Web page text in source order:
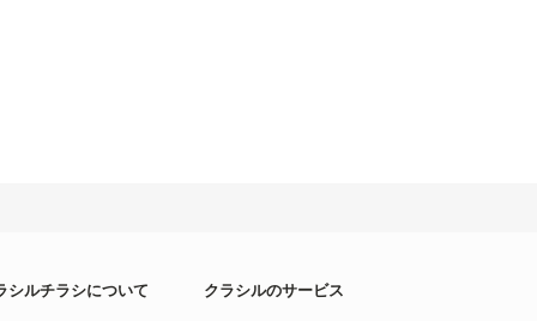
シルチラシについて クラシルのサービス